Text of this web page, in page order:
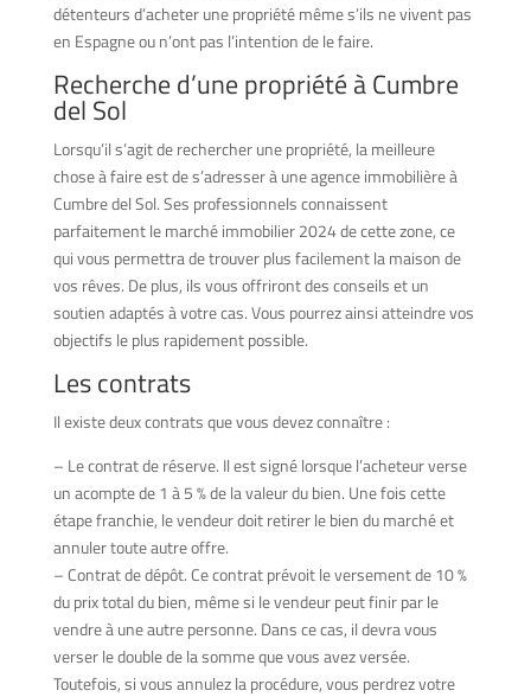
détenteurs d’acheter une propriété même s’ils ne vivent pas
en Espagne ou n’ont pas l’intention de le faire.
Recherche d’une propriété à Cumbre
del Sol
Lorsqu’il s’agit de rechercher une propriété, la meilleure
chose à faire est de s’adresser à une agence immobilière à
Cumbre del Sol. Ses professionnels connaissent
parfaitement le marché immobilier 2024 de cette zone, ce
qui vous permettra de trouver plus facilement la maison de
vos rêves. De plus, ils vous offriront des conseils et un
soutien adaptés à votre cas. Vous pourrez ainsi atteindre vos
objectifs le plus rapidement possible.
Les contrats
Il existe deux contrats que vous devez connaître :
– Le contrat de réserve. Il est signé lorsque l’acheteur verse
un acompte de 1 à 5 % de la valeur du bien. Une fois cette
étape franchie, le vendeur doit retirer le bien du marché et
annuler toute autre offre.
– Contrat de dépôt. Ce contrat prévoit le versement de 10 %
du prix total du bien, même si le vendeur peut finir par le
vendre à une autre personne. Dans ce cas, il devra vous
verser le double de la somme que vous avez versée.
Toutefois, si vous annulez la procédure, vous perdrez votre